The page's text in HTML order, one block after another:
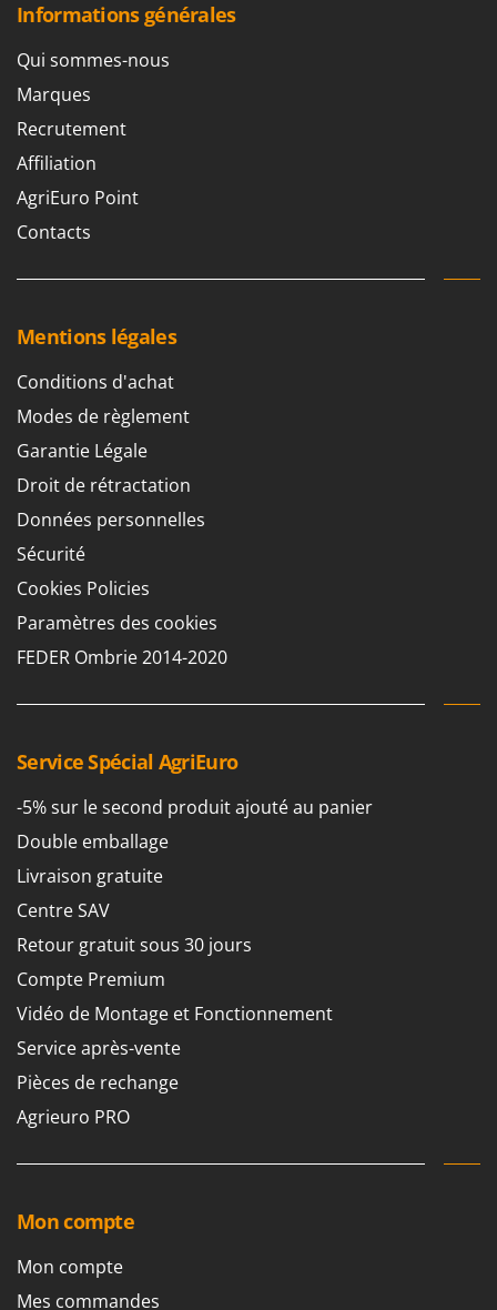
Informations générales
Qui sommes-nous
Marques
Recrutement
Affiliation
AgriEuro Point
Contacts
Mentions légales
Conditions d'achat
Modes de règlement
Garantie Légale
Droit de rétractation
Données personnelles
Sécurité
Cookies Policies
Paramètres des cookies
FEDER Ombrie 2014-2020
Service Spécial AgriEuro
-5% sur le second produit ajouté au panier
Double emballage
Livraison gratuite
Centre SAV
Retour gratuit sous 30 jours
Compte Premium
Vidéo de Montage et Fonctionnement
Service après-vente
Pièces de rechange
Agrieuro PRO
Mon compte
Mon compte
Mes commandes